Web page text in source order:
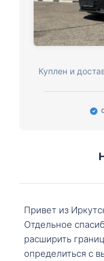
Куплен и
Привет из
Отдельное
расширить
определиться с